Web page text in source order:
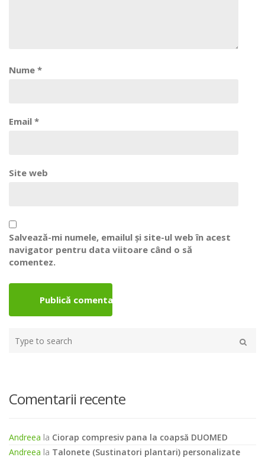
Nume *
Email *
Site web
Salvează-mi numele, emailul și site-ul web în acest
navigator pentru data viitoare când o să
comentez.
your
Comentarii recente
Andreea la Ciorap compresiv pana la coapsă DUOMED
Andreea la Talonete (Sustinatori plantari) personalizate